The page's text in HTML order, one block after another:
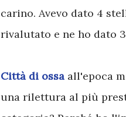
carino. Avevo dato 4
rivalutato e ne ho dato
Città di ossa all'epoca
una rilettura al più